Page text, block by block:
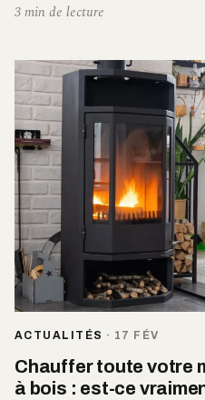
3 min de lecture
ACTUALITÉS · 17 FÉV
Chauffer toute votre
à bois : est-ce